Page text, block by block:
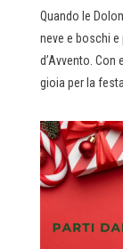
Quando le
neve e boschi
d’Avvento.
gioia per la